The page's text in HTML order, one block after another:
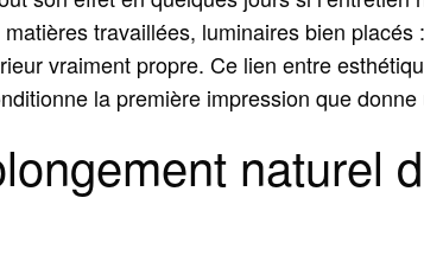
travaillées, luminaires bien placés
vraiment propre. Ce lien entre
la première impression que
naturel